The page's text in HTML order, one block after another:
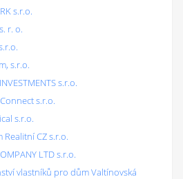
s.r.o.
r. o.
s.r.o.
s.r.o.
s.r.o.
s.r.o.
Realitní CZ s.r.o.
LTD s.r.o.
vlastníků pro dům Valtínovská